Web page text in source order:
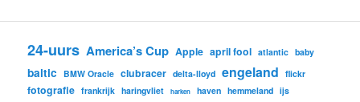
24-uurs America’s Cup Apple april fool atlantic baby
baltic BMW Oracle clubracer delta-lloyd engeland flickr
fotografie frankrijk haringvliet harken haven hemmeland ijs